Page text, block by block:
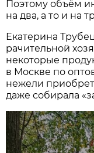
Поэтому объём
на два, а то и на
Екатерина
рачительной
некоторые
в Москве по
нежели
даже собирала